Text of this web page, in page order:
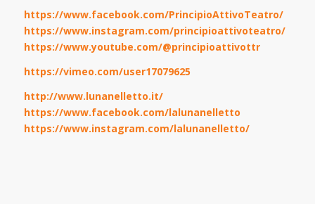
https://www.facebook.com/PrincipioAttivoTeatro/
https://www.instagram.com/principioattivoteatro/
https://www.youtube.com/@principioattivottr
https://vimeo.com/user17079625
http://www.lunanelletto.it/
https://www.facebook.com/lalunanelletto
https://www.instagram.com/lalunanelletto/